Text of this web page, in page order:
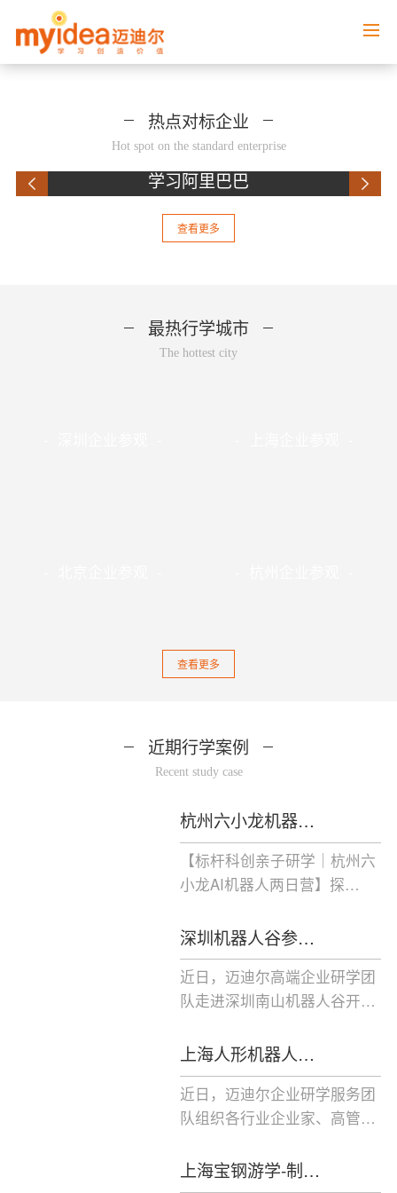
热点对标企业
Hot spot on the standard enterprise
学习阿里巴巴
查看更多
最热行学城市
The hottest city
查看更多
近期行学案例
Recent study case
杭州六小龙机器…
【标杆科创亲子研学｜杭州六
小龙AI机器人两日营】探…
深圳机器人谷参…
近日，迈迪尔高端企业研学团
队走进深圳南山机器人谷开…
上海人形机器人…
近日，迈迪尔企业研学服务团
队组织各行业企业家、高管…
上海宝钢游学-制…